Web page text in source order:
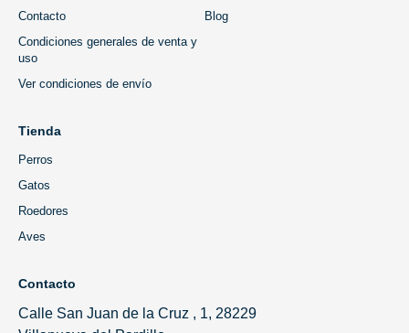
Contacto
Condiciones generales de venta y
uso
Ver condiciones de envío
Blog
Tienda
Perros
Gatos
Roedores
Aves
Contacto
Calle San Juan de la Cruz , 1, 28229